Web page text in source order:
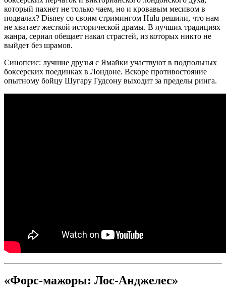
который пахнет не только чаем, но и кровавым месивом в
подвалах? Disney со своим стримингом Hulu решили, что нам
не хватает жесткой исторической драмы. В лучших традициях
жанра, сериал обещает накал страстей, из которых никто не
выйдет без шрамов.
Синопсис: лучшие друзья с Ямайки участвуют в подпольных
боксерских поединках в Лондоне. Вскоре противостояние
опытному бойцу Шугару Гудсону выходит за пределы ринга.
«Форс-мажоры: Лос-Анджелес»